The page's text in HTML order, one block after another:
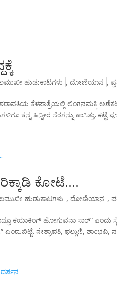
ಹುಡುಕಾಟಗಳು ,ದೋಣಿಯಾನ ,
ಕೆಳಪಾತ್ರೆಯಲ್ಲಿ ಲಿಂಗನಮಕ್ಕಿ
ತನ್ನ ಹಿನ್ನೀರ ಸೆರಗನ್ನು ಹಾಸಿತ್ತು. ಕಟ್ಟೆ
ಕೋಟೆ….
ಹುಡುಕಾಟಗಳು ,ದೋಣಿಯಾನ ,
ಕಯಾಕಿಂಗ್ ಹೋಗುವನಾ ಸಾರ್”
ನೇತ್ರಾವತಿ, ಫಲ್ಗುಣಿ, ಶಾಂಭವಿ,